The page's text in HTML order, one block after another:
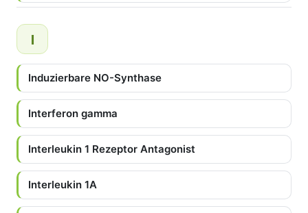
I
Induzierbare NO-Synthase
Interferon gamma
Interleukin 1 Rezeptor Antagonist
Interleukin 1A